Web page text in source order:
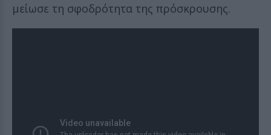
μείωσε τη σφοδρότητα της πρόσκρουσης.